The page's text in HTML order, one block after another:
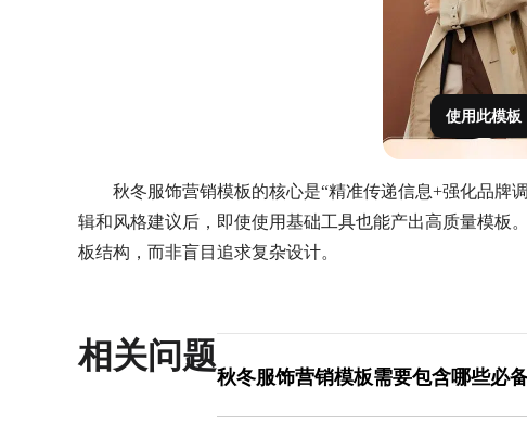
使用此模板
秋冬服饰营销模板的核心是“精准传递信息+强化品牌
辑和风格建议后，即使使用基础工具也能产出高质量模板
板结构，而非盲目追求复杂设计。
相关问题
秋冬服饰营销模板需要包含哪些必